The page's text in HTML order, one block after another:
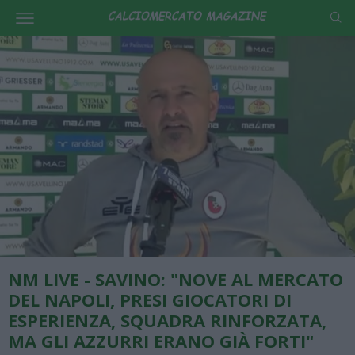
NM LIVE - SAVINO: "NOVE AL MERCATO
DEL NAPOLI, PRESI GIOCATORI DI
ESPERIENZA, SQUADRA RINFORZATA,
MA GLI AZZURRI ERANO GIÀ FORTI"